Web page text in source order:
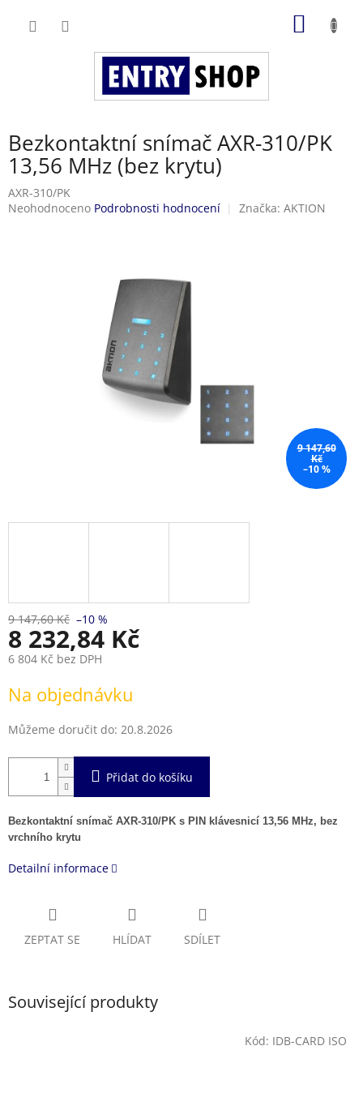
Bezkontaktní snímač AXR-310/PK
13,56 MHz (bez krytu)
AXR-310/PK
Průměrné
Neohodnoceno Podrobnosti hodnocení Značka: AKTION
9 147,60
Kč
–10 %
9 147,60 Kč –10 %
8 232,84 Kč
6 804 Kč bez DPH
cena:
Na objednávku
Můžeme doručit do: 20.8.2026
Přidat do košíku
Bezkontaktní snímač AXR-310/PK s PIN klávesnicí 13,56 MHz, bez
vrchního krytu
Detailní informace
ZEPTAT SE HLÍDAT SDÍLET
Související produkty
Kód: IDB-CARD ISO